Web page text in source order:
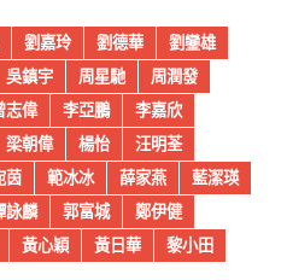
劉嘉玲 劉德華
劉鑾雄
吳鎮宇 周星馳
周潤發
志偉 李亞鵬
李嘉欣
梁朝偉 楊怡
汪明荃
茵 範冰冰 薛家燕
藍潔瑛
詠麟 郭富城
鄭伊健
黃心穎 黃日華
黎小田